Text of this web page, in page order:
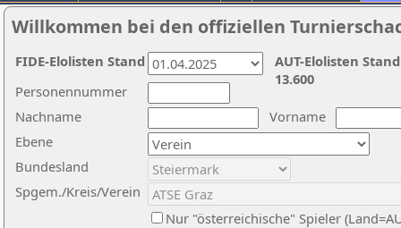
Willkommen bei den offiziellen
Nachname
Vorname
Ebene
Personennummer
Bundesland
Spgem./Kreis/Verein
Nur "österreichische" Spieler
AUT-Elolisten
13.600
FIDE-Elolisten Stand